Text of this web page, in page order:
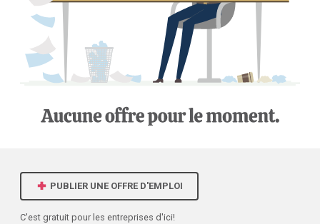
PUBLIER UNE OFFRE D'EMPLOI
C'est gratuit pour les entreprises d'ici!